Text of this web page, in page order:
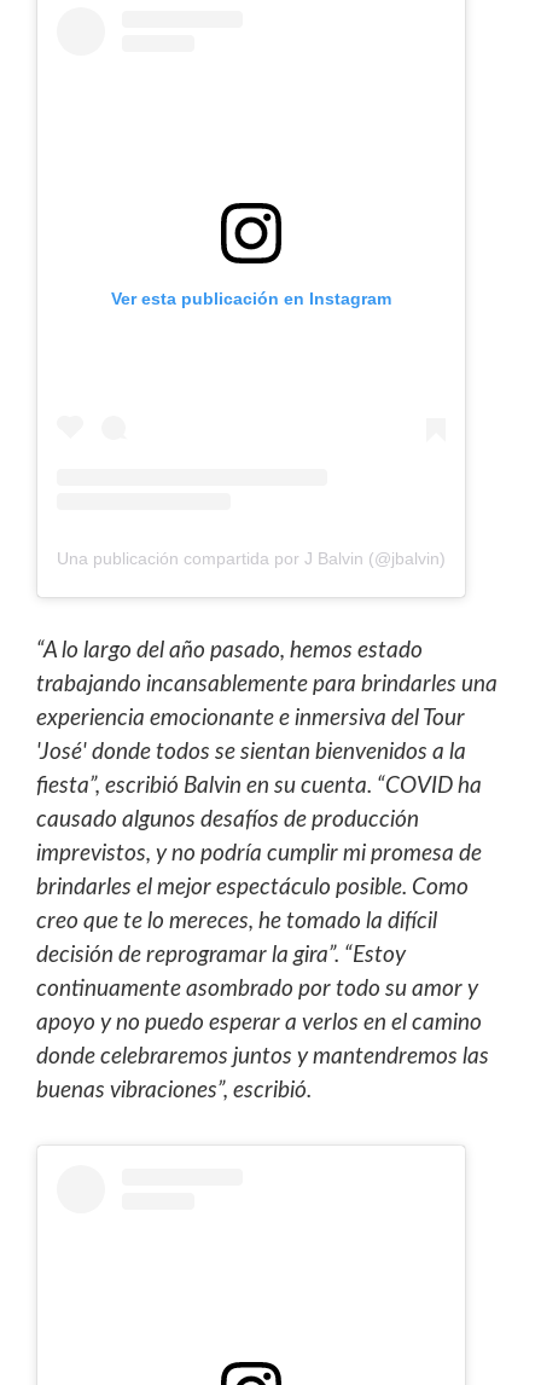
Ver esta publicación en Instagram
Una publicación compartida por J Balvin (@jbalvin)
“A lo largo del año pasado, hemos estado
trabajando incansablemente para brindarles una
experiencia emocionante e inmersiva del Tour
'José' donde todos se sientan bienvenidos a la
fiesta”, escribió Balvin en su cuenta. “COVID ha
causado algunos desafíos de producción
imprevistos, y no podría cumplir mi promesa de
brindarles el mejor espectáculo posible. Como
creo que te lo mereces, he tomado la difícil
decisión de reprogramar la gira”. “Estoy
continuamente asombrado por todo su amor y
apoyo y no puedo esperar a verlos en el camino
donde celebraremos juntos y mantendremos las
buenas vibraciones”, escribió.